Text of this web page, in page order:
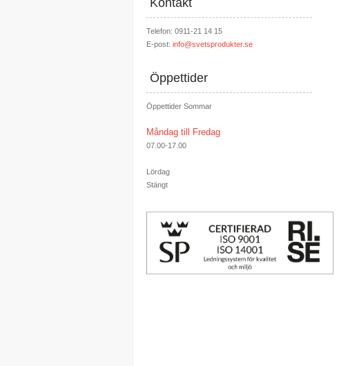
Kontakt
Telefon: 0911-21 14 15
E-post: info@svetsprodukter.se
Öppettider
Öppettider Sommar
Måndag till Fredag
07.00-17.00
Lördag
Stängt